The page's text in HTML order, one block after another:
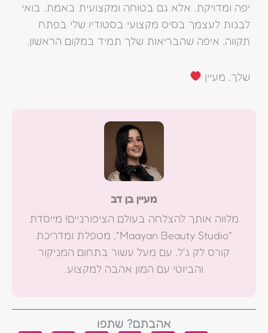
יפה ומדויקת, אלא גם בטוחה ומקצועית באמת. בואי
לבנות לעצמך בסיס מקצועי בסטודיו שלי בפתח
תקווה, איפה שהבריאות שלך תמיד במקום הראשון.
שלך, מעיין
מעיין בן דב
מלווה אותך להצלחה בעולם הציפורניים! מייסדת
"Maayan Beauty Studio", מטפלת ומדריכת
קורס לק ג'ל, עם מעל עשור בתחום המניקור
והביוטי עם המון אהבה למקצוע.
אהבתם? שתפו